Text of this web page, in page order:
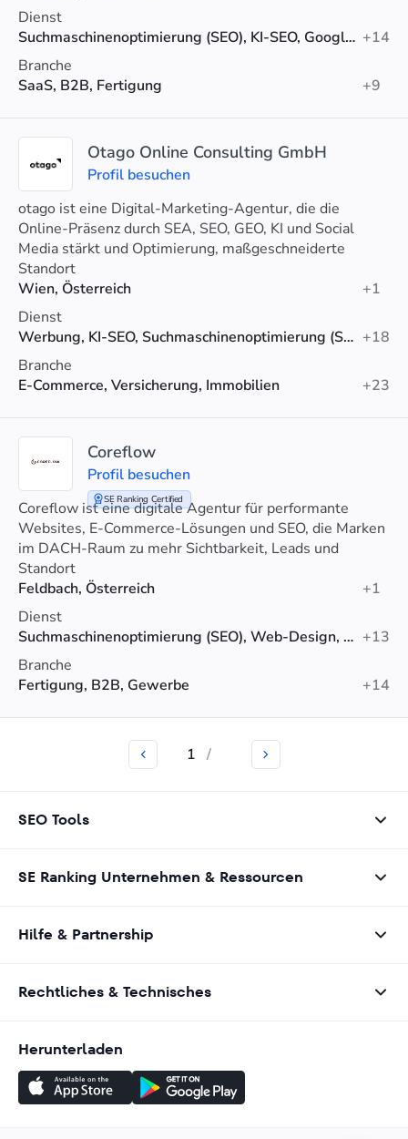
Dienst
Suchmaschinenoptimierung (SEO), KI-SEO, Google-Anzeigen +14
Branche
SaaS, B2B, Fertigung
+9
Otago Online Consulting GmbH
Profil besuchen
otago ist eine Digital-Marketing-Agentur, die die
Online-Präsenz durch SEA, SEO, GEO, KI und Social
Media stärkt und Optimierung, maßgeschneiderte
Strategien und Analytics-Unterstützung bietet.
Standort
Wien, Österreich
+1
Dienst
Werbung, KI-SEO, Suchmaschinenoptimierung (SEO) +18
Branche
E-Commerce, Versicherung, Immobilien
+23
SE Ranking Certified
Coreflow
Profil besuchen
Coreflow ist eine digitale Agentur für performante
Websites, E-Commerce-Lösungen und SEO, die Marken
im DACH-Raum zu mehr Sichtbarkeit, Leads und
Umsatz verhilft.
Standort
Feldbach, Österreich
+1
Dienst
Suchmaschinenoptimierung (SEO), Web-Design, Webentwicklung +13
Branche
Fertigung, B2B, Gewerbe
+14
1 /
SEO Tools
SE Ranking Unternehmen & Ressourcen
Hilfe & Partnership
Rechtliches & Technisches
Herunterladen